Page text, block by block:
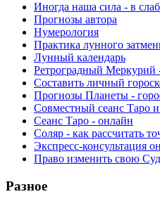
Иногда наша сила - в
Прогнозы автора
Нумерология
Практика лунного
Лунный календарь
Ретроградный Меркурий
Составить личный
Прогнозы Планеты -
Совместный сеанс Таро и
Сеанс Таро - онлайн
Соляр - как рассчитать
Экспресс-консультация
Право изменить свою
Разное